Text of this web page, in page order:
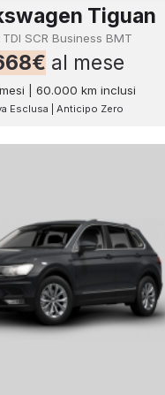
Tiguan
TDI SCR Business BMT
al mese
| 60.000 km inclusi
Esclusa | Anticipo Zero